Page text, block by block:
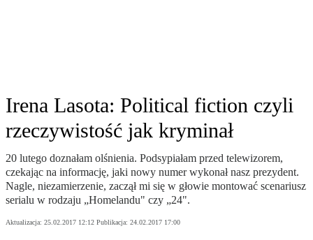
Irena Lasota: Political fiction czyli
rzeczywistość jak kryminał
20 lutego doznałam olśnienia. Podsypiałam przed telewizorem,
czekając na informację, jaki nowy numer wykonał nasz prezydent.
Nagle, niezamierzenie, zaczął mi się w głowie montować scenariusz
serialu w rodzaju „Homelandu" czy „24".
Aktualizacja: 25.02.2017 12:12 Publikacja: 24.02.2017 17:00